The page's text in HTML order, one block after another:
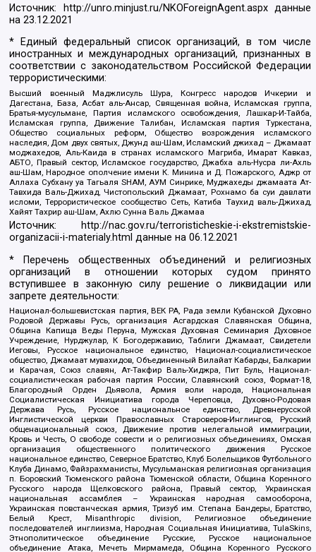
Источник: http://unro.minjust.ru/NKOForeignAgent.aspxданные
на23.12.2021
* Единый федеральный список организаций, в том числе
иностранных и международных организаций, признанных в
соответствии с законодательством Российской Федерации
террористическими:
Высший военный Маджлисуль Шура, Конгресс народов Ичкерии и
Дагестана, База, Асбат аль-Ансар, Священная война, Исламская группа,
Братья-мусульмане, Партия исламского освобождения, Лашкар-И-Тайба,
Исламская группа, Движение Талибан, Исламская партия Туркестана,
Общество социальных реформ, Общество возрождения исламского
наследия, Дом двух святых, Джунд аш-Шам, Исламский джихад – Джамаат
моджахедов, Аль-Каида в странах исламского Магриба, Имарат Кавказ,
АБТО, Правый сектор, Исламское государство, Джабха аль-Нусра ли-Ахль
аш-Шам, Народное ополчение имени К. Минина и Д. Пожарского, Аджр от
Аллаха Субхану уа Тагьаля SHAM, АУМ Синрике, Муджахеды джамаата Ат-
Тавхида Валь-Джихад, Чистопольский Джамаат, Рохнамо ба суи давлати
исломи, Террористическое сообщество Сеть, Катиба Таухид валь-Джихад,
Хайят Тахрир аш-Шам, Ахлю Сунна Валь Джамаа
Источник:
http://nac.gov.ru/terroristicheskie-i-ekstremistskie-
organizacii-i-materialy.html данные на06.12.2021
* Перечень общественных объединений и религиозных
организаций в отношении которых судом принято
вступившее в законную силу решение о ликвидации или
запрете деятельности:
Национал-большевистская партия, ВЕК РА, Рада земли Кубанской Духовно
Родовой Державы Русь, организация Асгардская Славянская Община,
Община Капища Веды Перуна, Мужская Духовная Семинария Духовное
Учреждение, Нурджулар, К Богодержавию, Таблиги Джамаат, Свидетели
Иеговы, Русское национальное единство, Национал-социалистическое
общество, Джамаат мувахидов, Объединенный Вилайат Кабарды, Балкарии
и Карачая, Союз славян, Ат-Такфир Валь-Хиджра, Пит Буль, Национал-
социалистическая рабочая партия России, Славянский союз, Формат-18,
Благородный Орден Дьявола, Армия воли народа, Национальная
Социалистическая Инициатива города Череповца, Духовно-Родовая
Держава Русь, Русское национальное единство, Древнерусской
Инглистической церкви Православных Староверов-Инглингов, Русский
общенациональный союз, Движение против нелегальной иммиграции,
Кровь и Честь, О свободе совести и о религиозных объединениях, Омская
организация общественного политического движения Русское
национальное единство, Северное Братство, Клуб Болельщиков Футбольного
Клуба Динамо, Файзрахманисты, Мусульманская религиозная организация
п. Боровский Тюменского района Тюменской области, Община Коренного
Русского народа Щелковского района, Правый сектор, Украинская
национальная ассамблея – Украинская народная самооборона,
Украинская повстанческая армия, Тризуб им. Степана Бандеры, Братство,
Белый Крест, Misanthropic division, Религиозное объединение
последователей инглиизма, Народная Социальная Инициатива, TulaSkins,
Этнополитическое объединение Русские, Русское национальное
объединение Атака, Мечеть Мирмамеда, Община Коренного Русского